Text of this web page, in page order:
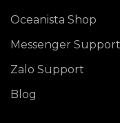
Oceanista Shop
Messenger Support
Zalo Support
Blog